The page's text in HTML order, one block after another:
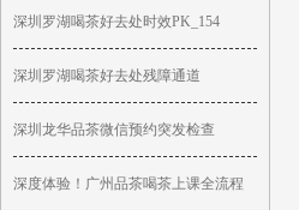
深圳罗湖喝茶好去处时效PK_154
深圳罗湖喝茶好去处残障通道
深圳龙华品茶微信预约突发检查
深度体验！广州品茶喝茶上课全流程